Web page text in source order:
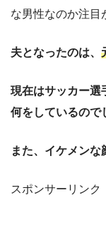
な男性なのか注目
夫となったのは、
現在はサッカー選
何をしているので
また、イケメンな
スポンサーリンク